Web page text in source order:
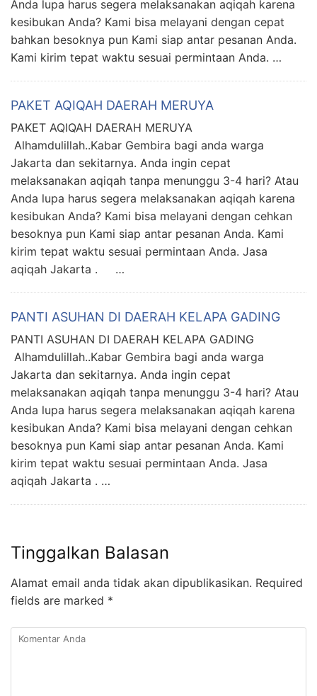
Anda lupa harus segera melaksanakan aqiqah karena
kesibukan Anda? Kami bisa melayani dengan cepat
bahkan besoknya pun Kami siap antar pesanan Anda.
Kami kirim tepat waktu sesuai permintaan Anda. …
PAKET AQIQAH DAERAH MERUYA
PAKET AQIQAH DAERAH MERUYA
Alhamdulillah..Kabar Gembira bagi anda warga
Jakarta dan sekitarnya. Anda ingin cepat
melaksanakan aqiqah tanpa menunggu 3-4 hari? Atau
Anda lupa harus segera melaksanakan aqiqah karena
kesibukan Anda? Kami bisa melayani dengan cehkan
besoknya pun Kami siap antar pesanan Anda. Kami
kirim tepat waktu sesuai permintaan Anda. Jasa
aqiqah Jakarta . …
PANTI ASUHAN DI DAERAH KELAPA GADING
PANTI ASUHAN DI DAERAH KELAPA GADING
Alhamdulillah..Kabar Gembira bagi anda warga
Jakarta dan sekitarnya. Anda ingin cepat
melaksanakan aqiqah tanpa menunggu 3-4 hari? Atau
Anda lupa harus segera melaksanakan aqiqah karena
kesibukan Anda? Kami bisa melayani dengan cehkan
besoknya pun Kami siap antar pesanan Anda. Kami
kirim tepat waktu sesuai permintaan Anda. Jasa
aqiqah Jakarta . …
Tinggalkan Balasan
Alamat email anda tidak akan dipublikasikan. Required
fields are marked *